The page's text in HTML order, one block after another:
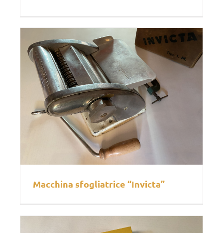
Macchina sfogliatrice “Invicta”